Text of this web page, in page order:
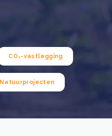
CO₂-vastlegging
Natuurprojecten